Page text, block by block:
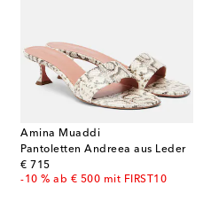
Amina Muaddi
Pantoletten Andreea aus Leder
€ 715
original price
-10 % ab € 500 mit FIRST10